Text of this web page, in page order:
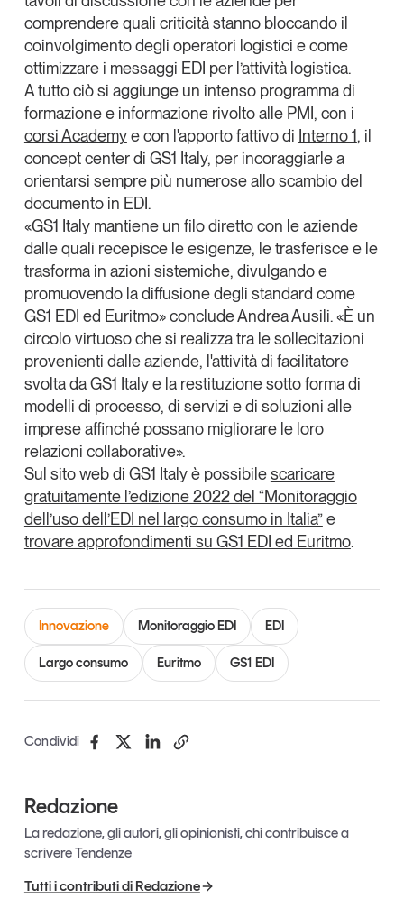
comprendere quali criticità stanno bloccando il
coinvolgimento degli operatori logistici e come
ottimizzare i messaggi EDI per l’attività logistica.
A tutto ciò si aggiunge un intenso programma di
formazione e informazione rivolto alle PMI, con i
corsi Academye con l'apporto fattivo di Interno 1, il
concept center di GS1 Italy, per incoraggiarle a
orientarsi sempre più numerose allo scambio del
documento in EDI.
«GS1 Italy mantiene un filo diretto con le aziende
dalle quali recepisce le esigenze, le trasferisce e le
trasforma in azioni sistemiche, divulgando e
promuovendo la diffusione degli standard come
GS1 EDI ed Euritmo» concludeAndrea Ausili. «È un
circolo virtuoso che si realizza tra le sollecitazioni
provenienti dalle aziende, l'attività di facilitatore
svolta da GS1 Italy e la restituzione sotto forma di
modelli di processo, di servizi e di soluzioni alle
imprese affinché possano migliorare le loro
relazioni collaborative».
Sul sito web di GS1 Italy è possibilescaricare
gratuitamente l’edizione 2022 del “Monitoraggio
dell’uso dell’EDI nel largo consumo in Italia”e
trovare approfondimenti su GS1 EDI ed Euritmo.
Innovazione Monitoraggio EDI EDI
Largo consumo Euritmo GS1 EDI
Condividi
Redazione
La redazione, gli autori, gli opinionisti, chi contribuisce a
scrivere Tendenze
Tutti i contributi di Redazione